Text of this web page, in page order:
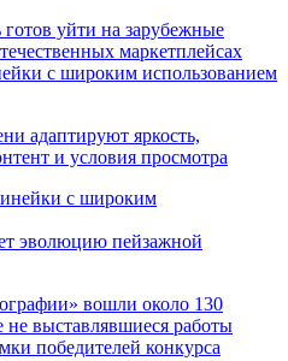
с широким использованием
адаптируют яркость,
и условия просмотра
эволюцию пейзажной
вошли около 130
не выставлявшиеся работы
победителей конкурса